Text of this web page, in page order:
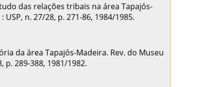
das relações tribais na área Tapajós-
n. 27/28, p. 271-86, 1984/1985.
da área Tapajós-Madeira. Rev. do Museu
p. 289-388, 1981/1982.